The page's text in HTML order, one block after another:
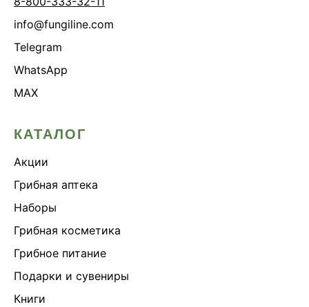
info@fungiline.com
Telegram
WhatsApp
MAX
КАТАЛОГ
Акции
Грибная аптека
Наборы
Грибная косметика
Грибное питание
Подарки и сувениры
Книги